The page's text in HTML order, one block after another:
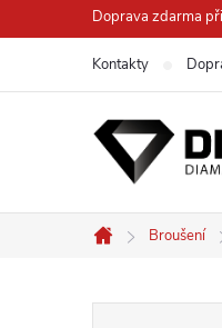
na
Doprava zdarma
Kontakty
Domů
Broušení